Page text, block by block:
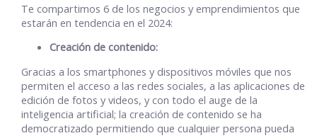
Te compartimos 6 de los negocios y emprendimientos que
estarán en tendencia en el 2024:
Creación de contenido:
Gracias a los smartphones y dispositivos móviles que nos
permiten el acceso a las redes sociales, a las aplicaciones de
edición de fotos y videos, y con todo el auge de la
inteligencia artificial; la creación de contenido se ha
democratizado permitiendo que cualquier persona pueda